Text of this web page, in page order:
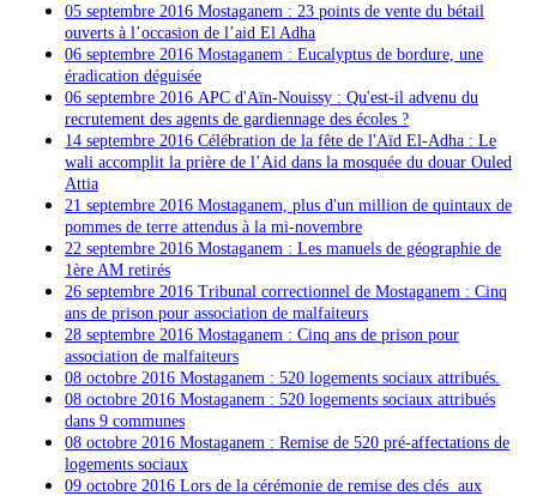
05 septembre 2016 Mostaganem : 23 points de vente du bétail
ouverts à l’occasion de l’aid El Adha
06 septembre 2016 Mostaganem : Eucalyptus de bordure, une
éradication déguisée
06 septembre 2016 APC d'Aïn-Nouissy : Qu'est-il advenu du
recrutement des agents de gardiennage des écoles ?
14 septembre 2016 Célébration de la fête de l'Aïd El-Adha : Le
wali accomplit la prière de l’Aid dans la mosquée du douar Ouled
Attia
21 septembre 2016 Mostaganem, plus d'un million de quintaux de
pommes de terre attendus à la mi-novembre
22 septembre 2016 Mostaganem : Les manuels de géographie de
1ère AM retirés
26 septembre 2016 Tribunal correctionnel de Mostaganem : Cinq
ans de prison pour association de malfaiteurs
28 septembre 2016 Mostaganem : Cinq ans de prison pour
association de malfaiteurs
08 octobre 2016 Mostaganem : 520 logements sociaux attribués.
08 octobre 2016 Mostaganem : 520 logements sociaux attribués
dans 9 communes
08 octobre 2016 Mostaganem : Remise de 520 pré-affectations de
logements sociaux
09 octobre 2016 Lors de la cérémonie de remise des clés aux